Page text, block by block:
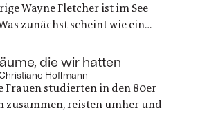
Wayne Fletcher ist im See
zunächst scheint wie ein
Es geht um nichts weniger als die
nach Gerechtigkeit. Eine
Ermittlung beginnt
die wir hatten
Hoffmann
Frauen studierten in den 80er
zusammen, reisten umher und